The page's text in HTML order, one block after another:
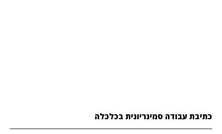
כתיבת עבודה סמינריונית בכלכלה